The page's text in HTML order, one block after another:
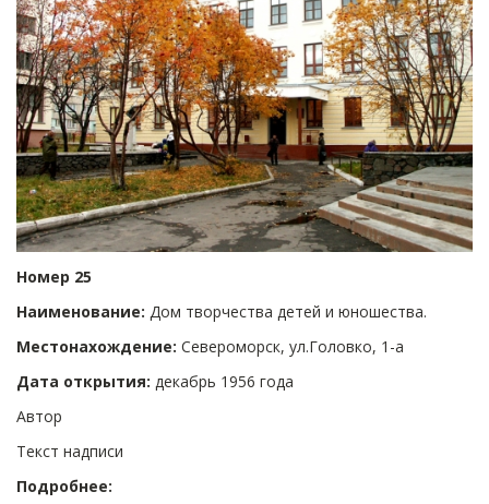
Номер 25
Наименование: Дом творчества детей и юношества.
Местонахождение: Североморск, ул.Головко, 1-а
Дата открытия: декабрь 1956 года
Автор
Текст надписи
Подробнее: